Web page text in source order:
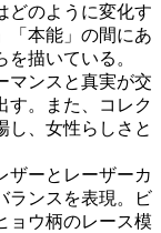
どのように変化す
「本能」の間にあ
描いている。
マンスと真実が交
す。また、コレク
し、女性らしさと
ザーとレーザーカ
ランスを表現。ビ
ョウ柄のレース模